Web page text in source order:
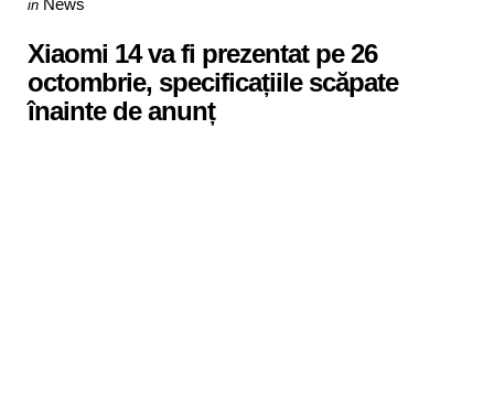
in
Xiaomi 14 va fi prezentat pe 26
octombrie, specificațiile scăpate
înainte de anunț